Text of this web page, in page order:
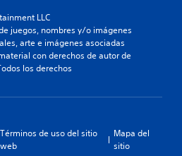
LLC
juegos, nombres y/o imágenes
arte e imágenes asociadas
con derechos de autor de
los derechos
Términos de uso del sitio
web
Mapa del
sitio